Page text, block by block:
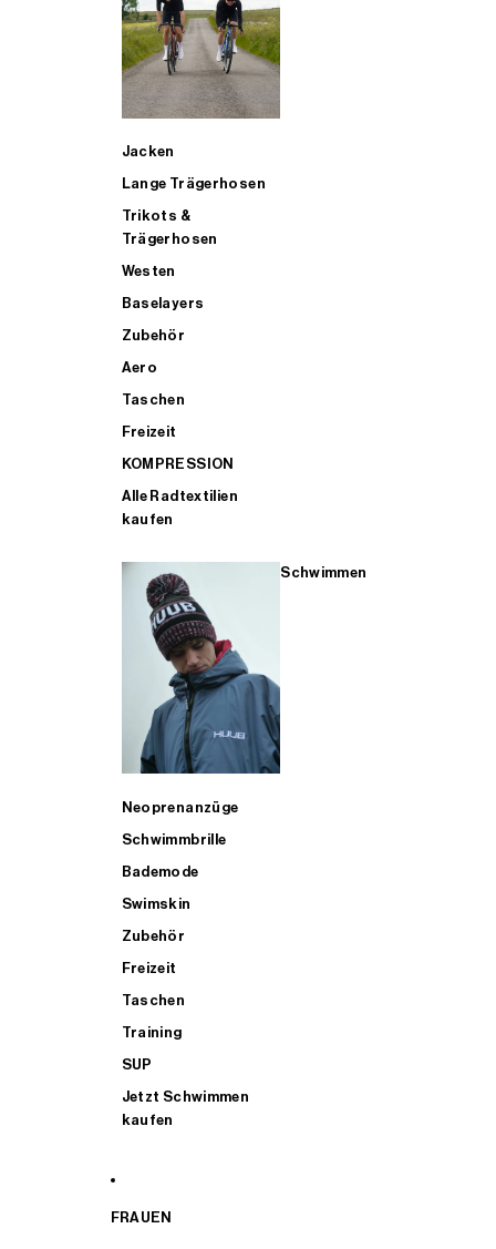
Jacken
Lange Trägerhosen
Trikots &
Trägerhosen
Westen
Baselayers
Zubehör
Aero
Taschen
Freizeit
KOMPRESSION
Alle Radtextilien
kaufen
Schwimmen
Neoprenanzüge
Schwimmbrille
Bademode
Swimskin
Zubehör
Freizeit
Taschen
Training
SUP
Jetzt Schwimmen
kaufen
FRAUEN
ALLE TRIATHLONARTIKEL FÜR MÄNNER KAUFEN